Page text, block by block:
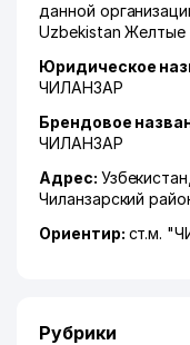
данной
Uzbekistan Желтые
Юридическое
ЧИЛАНЗАР
Брендовое
ЧИЛАНЗАР
Адрес: Узбекистан,
Чиланзарский
Ориентир: ст.м.
Рубрики